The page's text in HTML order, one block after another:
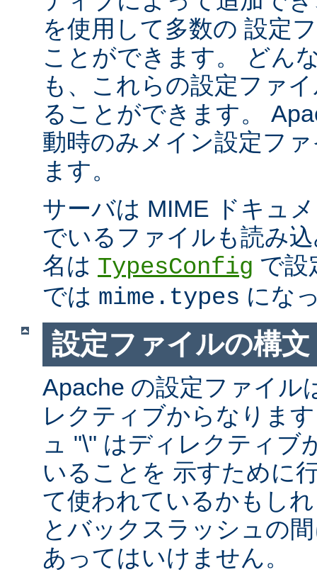
を使用して多数の 設定
ことができます。 どん
も、これらの設定ファ
ることができます。
動時のみメイン設定フ
ます。
サーバは MIME ドキュ
でいるファイルも読み
名は TypesConfig で設
では mime.types にな
設定ファイルの構文
Apache の設定ファイル
レクティブからなりま
ュ "\" はディレクティブ
いることを 示すために
て使われているかもし
とバックスラッシュの
あってはいけません。